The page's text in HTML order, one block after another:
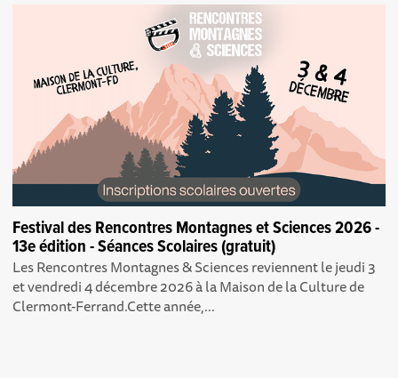
Festival des Rencontres Montagnes et Sciences 2026 -
13e édition - Séances Scolaires (gratuit)
Les Rencontres Montagnes & Sciences reviennent le jeudi 3
et vendredi 4 décembre 2026 à la Maison de la Culture de
Clermont-Ferrand.Cette année,...